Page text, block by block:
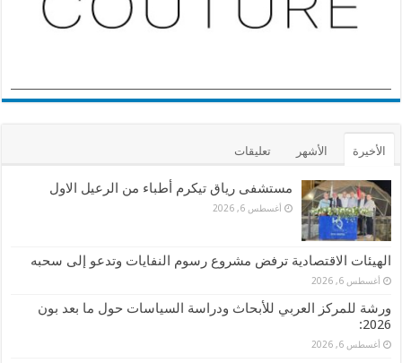
الأخيرة الأشهر تعليقات
مستشفى رياق تيكرم أطباء من الرعيل الاول
أغسطس 6, 2026
الهيئات الاقتصادية ترفض مشروع رسوم النفايات وتدعو إلى سحبه
أغسطس 6, 2026
ورشة للمركز العربي للأبحاث ودراسة السياسات حول ما بعد بون
2026:
أغسطس 6, 2026